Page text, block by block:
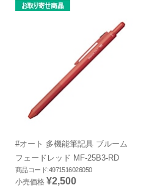
#オート 多機能筆記具 ブルーム
フェードレッド MF-25B3-RD
商品コード:4971516026050
小売価格 ¥2,500